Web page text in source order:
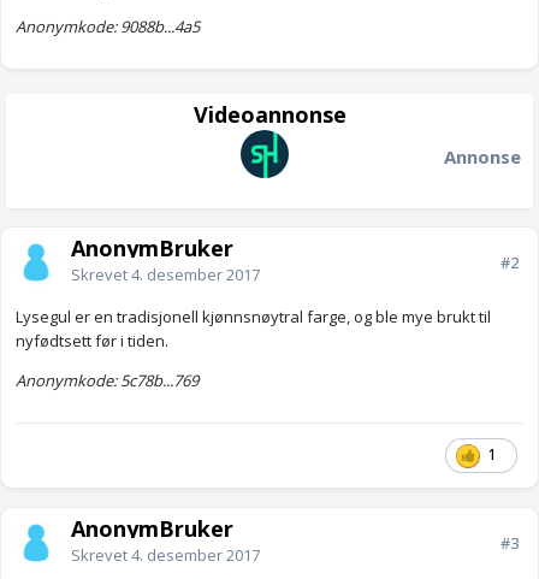
Anonymkode: 9088b...4a5
Videoannonse
Annonse
AnonymBruker
Skrevet4. desember 2017
#2
Lysegul er en tradisjonell kjønnsnøytral farge, og ble mye brukt til
nyfødtsett før i tiden.
Anonymkode: 5c78b...769
1
AnonymBruker
Skrevet4. desember 2017
#3